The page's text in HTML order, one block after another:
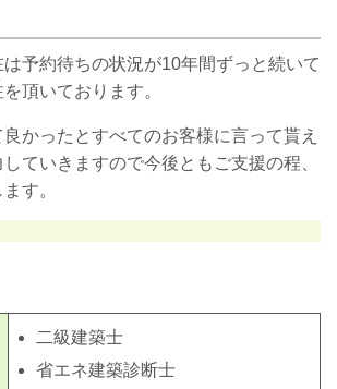
予約待ちの状況が10年間ずっと続いて
頂いております。
かったとすべてのお客様に言って貰え
ていきますので今後ともご支援の程、
す。
二級建築士
省エネ建築診断士